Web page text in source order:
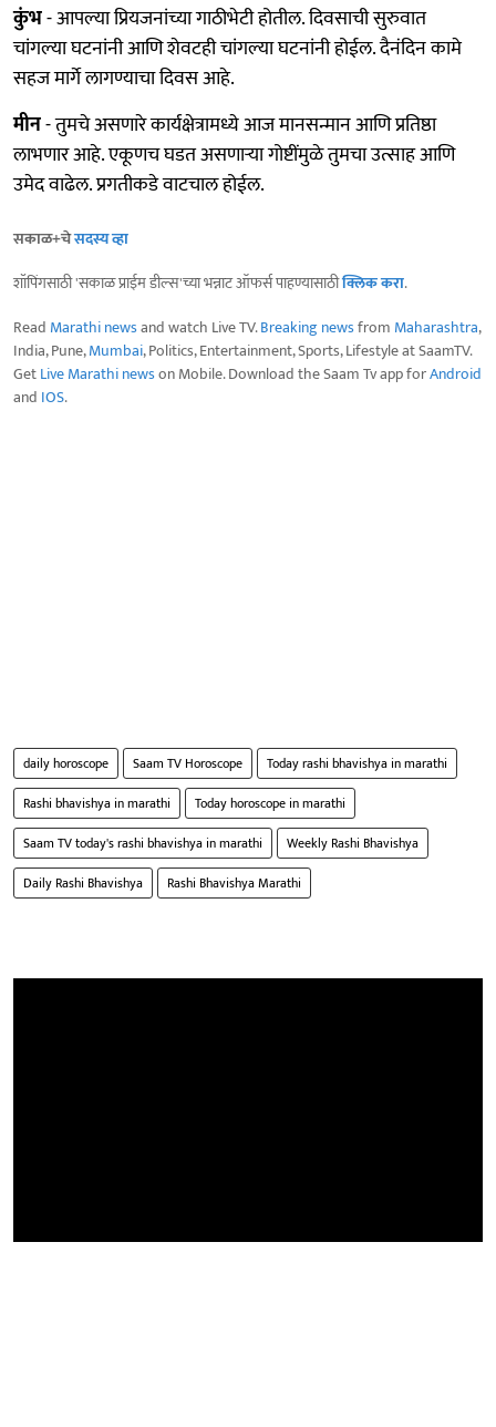
कुंभ- आपल्या प्रियजनांच्या गाठीभेटी होतील. दिवसाची सुरुवात
चांगल्या घटनांनी आणि शेवटही चांगल्या घटनांनी होईल. दैनंदिन कामे
सहज मार्गे लागण्याचा दिवस आहे.
मीन- तुमचे असणारे कार्यक्षेत्रामध्ये आज मानसन्मान आणि प्रतिष्ठा
लाभणार आहे. एकूणच घडत असणाऱ्या गोष्टींमुळे तुमचा उत्साह आणि
उमेद वाढेल. प्रगतीकडे वाटचाल होईल.
सकाळ+चेसदस्य व्हा
शॉपिंगसाठी 'सकाळ प्राईम डील्स'च्या भन्नाट ऑफर्स पाहण्यासाठीक्लिक करा.
Read Marathi newsand watch Live TV.Breaking newsfrom Maharashtra,
India, Pune,Mumbai, Politics, Entertainment, Sports, Lifestyle at SaamTV.
GetLive Marathi newson Mobile. Download the Saam Tv app forAndroid
and IOS.
daily horoscope Saam TV Horoscope
Today rashi bhavishya in marathi
Rashi bhavishya in marathi
Today horoscope in marathi
Saam TV today's rashi bhavishya in marathi
Weekly Rashi Bhavishya
Daily Rashi Bhavishya
Rashi Bhavishya Marathi